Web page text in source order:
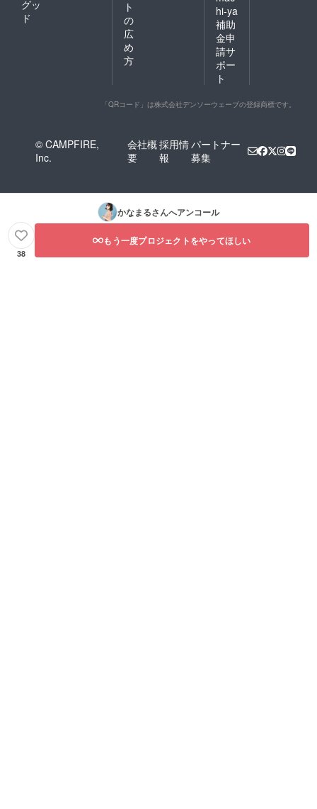
グッ
ド
ト
の
広
め
方
hi-ya
補助
金申
請サ
ポー
ト
「QRコード」は株式会社デンソーウェーブの登録商標です。
© CAMPFIRE,
Inc.
会社概
要
採用情
報
パートナー
募集
かなまるさんへアンコール
38
もう一度プロジェクトをやってほしい